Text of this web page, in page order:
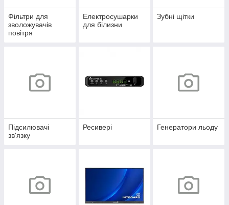
Фільтри для
зволожувачів
повітря
Електросушарки
для білизни
Зубні щітки
Підсилювачі
зв'язку
Ресивері Генератори льоду